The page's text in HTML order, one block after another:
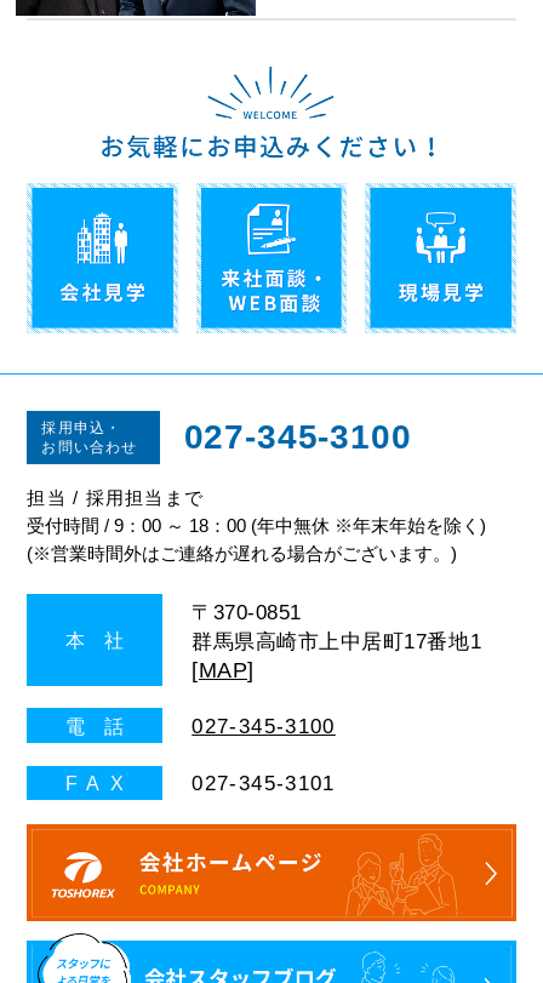
採用申込・
お問い合わせ
027-345-3100
担当 / 採用担当まで
受付時間 / 9：00 ～ 18：00 (年中無休 ※年末年始を除く)
(※営業時間外はご連絡が遅れる場合がございます。)
本社
〒370-0851
群馬県高崎市上中居町17番地1
[MAP]
電話 027-345-3100
FA X 027-345-3101